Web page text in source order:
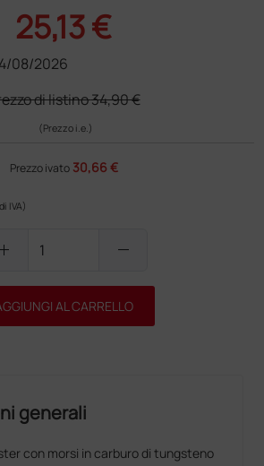
25,13 €
08/2026
di listino34,90 €
(Prezzo i.e.)
Prezzo ivato 30,66 €
IVA)
remove
AL CARRELLO
generali
con morsi in carburo di tungsteno